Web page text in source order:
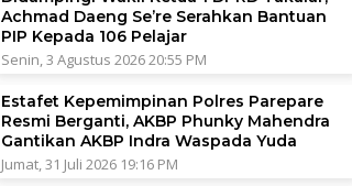
Achmad Daeng Se’re Serahkan Bantuan
PIP Kepada 106 Pelajar
Senin, 3 Agustus 2026 20:55 PM
Estafet Kepemimpinan Polres Parepare
Resmi Berganti, AKBP Phunky Mahendra
Gantikan AKBP Indra Waspada Yuda
Jumat, 31 Juli 2026 19:16 PM